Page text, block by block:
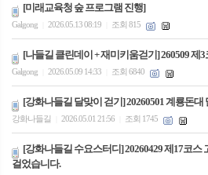
[미래교육청 숲 프로그램 진행]
Galgong 2026.05.13 08:19 조회 815
[나들길 클린데이 + 재미키움걷기] 260509 제
Galgong 2026.05.09 14:33 조회 6840
[강화나들길 달맞이 걷기] 20260501 계룡돈대
강화나들길 2026.05.01 21:56 조회 1745
[강화나들길 수요스터디] 20260429 제17코스
걸었습니다.